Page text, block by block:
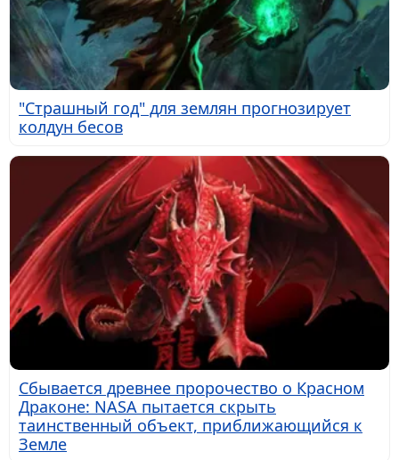
"Страшный год" для землян прогнозирует
колдун бесов
Сбывается древнее пророчество о Красном
Драконе: NASA пытается скрыть
таинственный объект, приближающийся к
Земле